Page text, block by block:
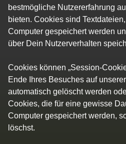
bestmögliche Nutzererfahrung
bieten. Cookies sind
Computer gespeichert werden
über Dein Nutzerverhalten
Cookies können „Session-
Ende Ihres Besuches auf
automatisch gelöscht werden
Cookies, die für eine gewisse
Computer gespeichert werden,
löschst.